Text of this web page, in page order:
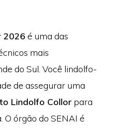
2026 é uma das
mais
do Sul. Você lindolfo-
de assegurar uma
Lindolfo Collorpara
O órgão do SENAI é